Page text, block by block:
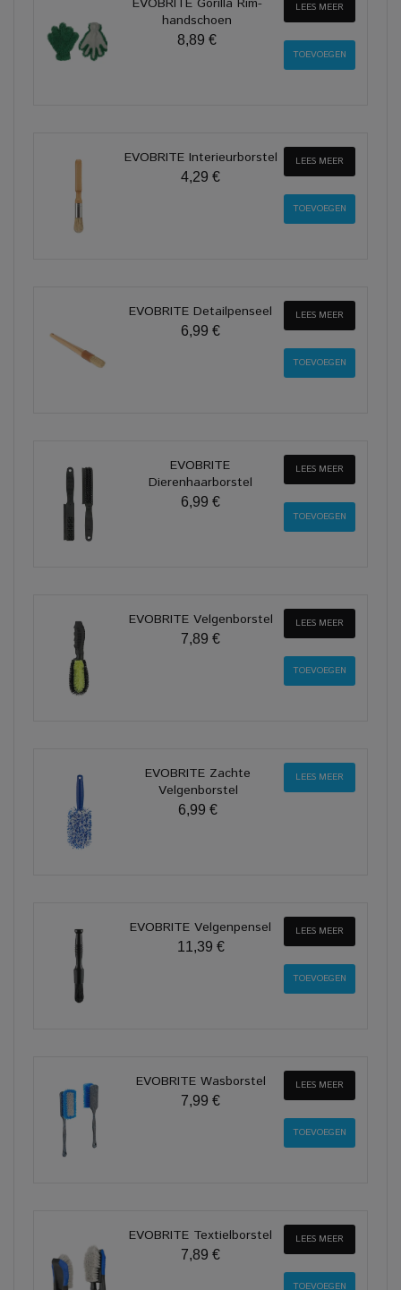
handschoen
8,89 €
LEES MEER
EVOBRITE Interieurborstel
4,29 €
LEES MEER
EVOBRITE Detailpenseel
6,99 €
LEES MEER
EVOBRITE
Dierenhaarborstel
6,99 €
LEES MEER
EVOBRITE Velgenborstel
7,89 €
LEES MEER
EVOBRITE Zachte
Velgenborstel
6,99 €
LEES MEER
EVOBRITE Velgenpensel
11,39 €
LEES MEER
EVOBRITE Wasborstel
7,99 €
LEES MEER
EVOBRITE Textielborstel
7,89 €
LEES MEER